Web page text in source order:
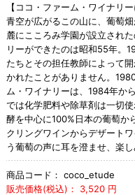
【ココ・ファーム・ワイナリー
青空が広がるこの山に、葡萄
麓にこころみ学園が設立され
リーができたのは昭和55年。
たちとその担任教師によって
かれたことがありません。
ム・ワイナリーは、1984年か
では化学肥料や除草剤は一切
酵を中心に100%日本の葡萄か
クリングワインからデザート
う葡萄の声に耳を澄ませ、楽
商品コード： coco_etude
販売価格(税込)：
3,520円